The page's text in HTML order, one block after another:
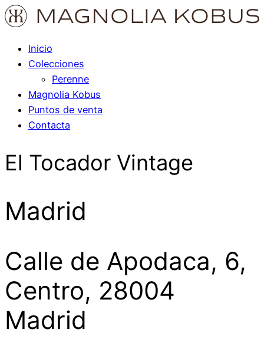
Inicio
Colecciones
Perenne
Magnolia Kobus
Puntos de venta
Contacta
El Tocador Vintage
Madrid
Calle de Apodaca, 6,
Centro, 28004
Madrid